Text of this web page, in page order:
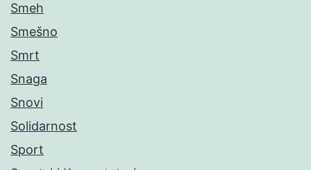
Smeh
Smešno
Smrt
Snaga
Snovi
Solidarnost
Sport